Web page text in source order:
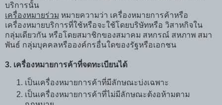
บริการนั้น
เครื่องหมายร่วม หมายความว่า เครื่องหมายการค้าหรือ
เครื่องหมายบริการที่ใช้หรือจะใช้โดยบริษัทหรือ วิสาหกิจใน
กลุ่มเดียวกัน หรือโดยสมาชิกของสมาคม สหกรณ์ สหภาพ สมา
พันธ์ กลุ่มบุคคลหรือองค์กรอื่นใดของรัฐหรือเอกชน
3. เครื่องหมายการค้าที่จดทะเบียนได้
เป็นเครื่องหมายการค้าที่มีลักษณะบ่งเฉพาะ
เป็นเครื่องหมายการค้าที่ไม่มีลักษณะต้งอห้ามตาม